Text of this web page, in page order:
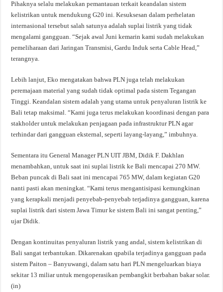
Pihaknya selalu melakukan pemantauan terkait keandalan sistem
kelistrikan untuk mendukung G20 ini. Kesuksesan dalam perhelatan
internasional tersebut salah satunya adalah suplai listrik yang tidak
mengalami gangguan. “Sejak awal Juni kemarin kami sudah melakukan
pemeliharaan dari Jaringan Transmisi, Gardu Induk serta Cable Head,”
terangnya.
Lebih lanjut, Eko mengatakan bahwa PLN juga telah melakukan
peremajaan material yang sudah tidak optimal pada sistem Tegangan
Tinggi. Keandalan sistem adalah yang utama untuk penyaluran listrik ke
Bali tetap maksimal. “Kami juga terus melakukan koordinasi dengan para
stakholder untuk melakukan penjagaan pada infrastruktur PLN agar
terhindar dari gangguan eksternal, seperti layang-layang,” imbuhnya.
Sementara itu General Manager PLN UIT JBM, Didik F. Dakhlan
menambahkan, untuk saat ini suplai listrik ke Bali mencapai 270 MW.
Beban puncak di Bali saat ini mencapai 765 MW, dalam kegiatan G20
nanti pasti akan meningkat. “Kami terus mengantisipasi kemungkinan
yang kerapkali menjadi penyebab-penyebab terjadinya gangguan, karena
suplai listrik dari sistem Jawa Timur ke sistem Bali ini sangat penting,”
ujar Didik.
Dengan kontinuitas penyaluran listrik yang andal, sistem kelistrikan di
Bali sangat terbantukan. Dikarenakan qpabila terjadinya gangguan pada
sistem Paiton – Banyuwangi, dalam satu hari PLN mengeluarkan biaya
sekitar 13 miliar untuk mengoperasikan pembangkit berbahan bakar solar.
(in)